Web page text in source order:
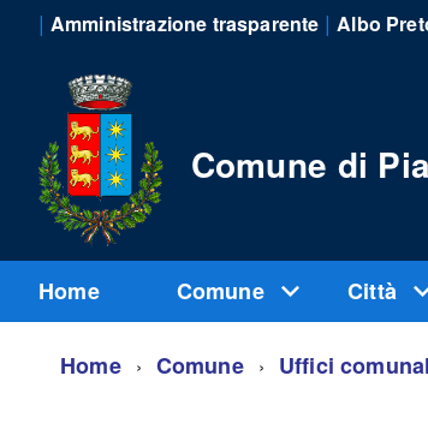
| Amministrazione trasparente |Albo
Comune di
Home Comune Città
Home Comune Uffici